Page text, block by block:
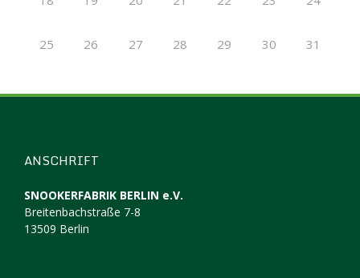
25 26 27 28 29 30 31
ANSCHRIFT
SNOOKERFABRIK BERLIN e.V.
Breitenbachstraße 7-8
13509 Berlin